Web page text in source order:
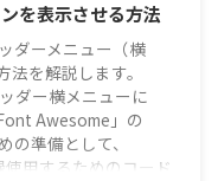
ャドウ パターン
フィール ヘッダー
（横列）
を表示させる方法
ダーメニュー（横
を解説します。
ダー横メニューに
Awesome」の
の準備として、
用するためのコード